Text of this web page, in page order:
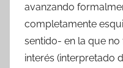
avanzando
completamente
sentido- en la que
interés (interpretado